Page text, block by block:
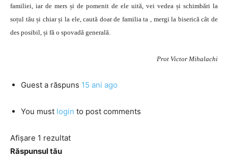
familiei, iar de mers și de pomenit de ele uită, vei vedea și schimbări la
soțul tău și chiar și la ele, caută doar de familia ta , mergi la biserică cât de
des posibil, și fă o spovadă generală.
Prot Victor Mihalachi
Guest a răspuns 15 ani ago
You must login to post comments
Afișare 1 rezultat
Răspunsul tău